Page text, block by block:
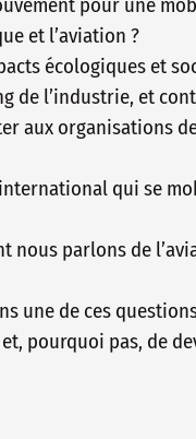
et l’aviation ?
écologiques et
de l’industrie, et
aux organisations
qui se
nous parlons de
une de ces
pourquoi pas, de